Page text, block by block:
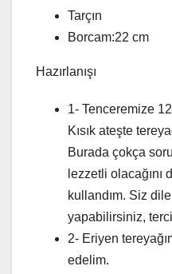
Tarçın
Borcam:22 cm
Hazırlanışı
1- Tenceremize
Kısık ateşte
Burada çokça
lezzetli olacağını
kullandım. Siz
yapabilirsiniz,
2- Eriyen
edelim.